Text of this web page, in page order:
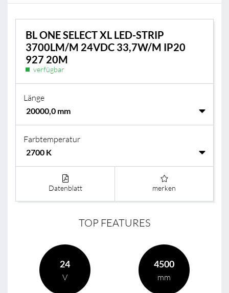
BL ONE SELECT XL LED-STRIP
3700LM/M 24VDC 33,7W/M IP20
927 20M
verfügbar
Länge
Farbtemperatur
Datenblatt merken
TOP FEATURES
24
V
4500
mm